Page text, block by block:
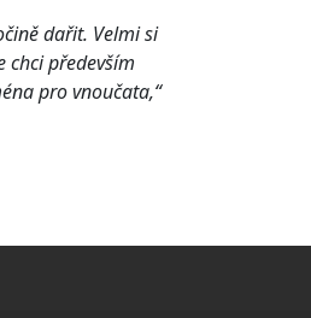
dařit. Velmi si
chci především
pro vnoučata,“